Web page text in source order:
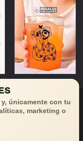
únicamente con tu
marketing o